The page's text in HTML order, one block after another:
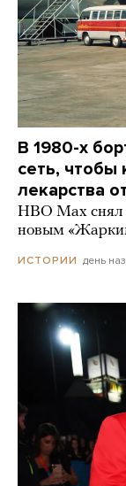
В 1980-х
сеть, чтобы
лекарства
HBO Max снял
новым
ИСТОРИИ день